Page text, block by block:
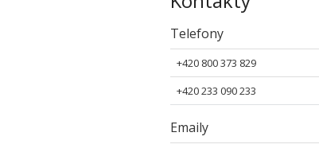
Telefony
+420 800 373 829
+420 233 090 233
Emaily